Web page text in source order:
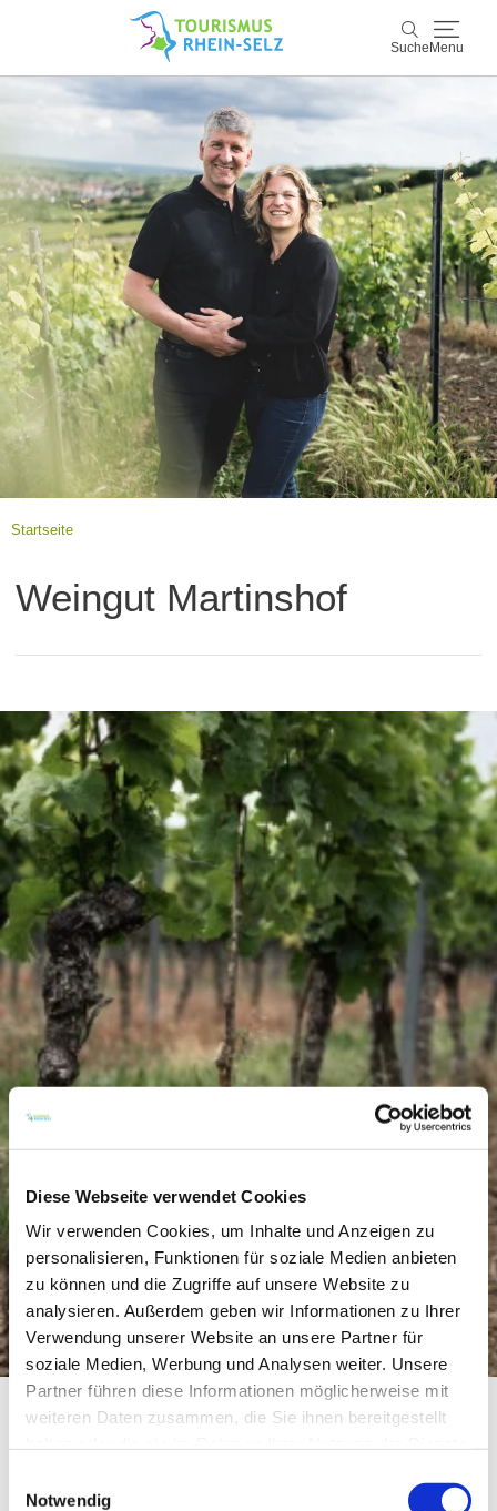
Diese Webseite verwendet Cookies
Wir verwenden Cookies, um Inhalte und Anzeigen zu
personalisieren, Funktionen für soziale Medien anbieten
zu können und die Zugriffe auf unsere Website zu
analysieren. Außerdem geben wir Informationen zu Ihrer
Verwendung unserer Website an unsere Partner für
soziale Medien, Werbung und Analysen weiter. Unsere
Partner führen diese Informationen möglicherweise mit
weiteren Daten zusammen, die Sie ihnen bereitgestellt
Notwendig
Suche Menu
Rhein-Selz
Entdecken & Erleben
Wein & Genuss
Kultur & Events
Buchen & Service
Startseite
Weingut Martinshof
Gude aus Rheinhessen – und willkommen auf